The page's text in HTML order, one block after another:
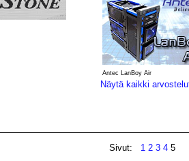
Antec LanBoy Air
Näytä kaikki
Sivut: 1 2 3 4 5